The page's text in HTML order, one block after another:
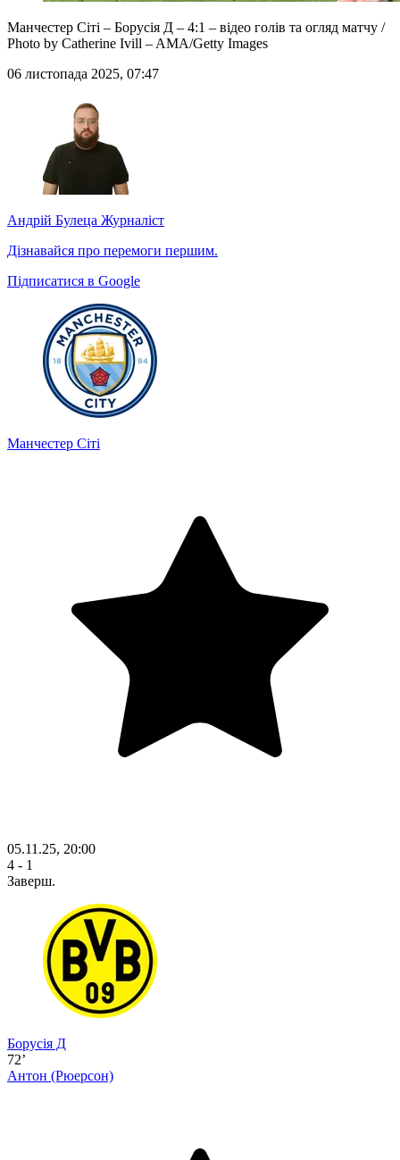
Манчестер Сіті – Борусія Д – 4:1 – відео голів та огляд матчу /
Photo by Catherine Ivill – AMA/Getty Images
06 листопада 2025, 07:47
Андрій Булеца Журналіст
Дізнавайся про перемоги першим.
Підписатися в Google
Манчестер Сіті
05.11.25, 20:00
4 - 1
Заверш.
Борусія Д
72’
Антон (Рюерсон)